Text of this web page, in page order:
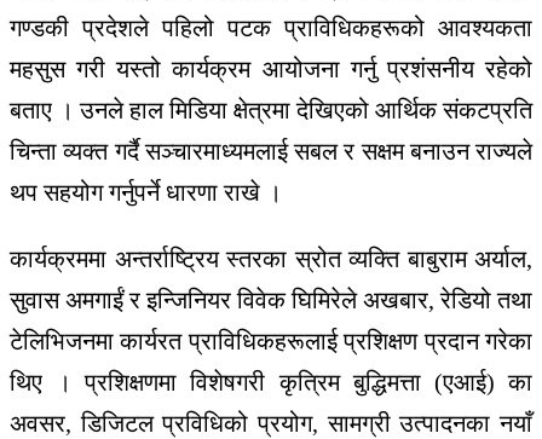
गण्डकी प्रदेशले पहिलो पटक प्राविधिकहरूको आवश्यकता
महसुस गरी यस्तो कार्यक्रम आयोजना गर्नु प्रशंसनीय रहेको
बताए । उनले हाल मिडिया क्षेत्रमा देखिएको आर्थिक संकटप्रति
चिन्ता व्यक्त गर्दै सञ्चारमाध्यमलाई सबल र सक्षम बनाउन राज्यले
थप सहयोग गर्नुपर्ने धारणा राखे ।
कार्यक्रममा अन्तर्राष्ट्रिय स्तरका स्रोत व्यक्ति बाबुराम अर्याल,
सुवास अमगाईं र इन्जिनियर विवेक घिमिरेले अखबार, रेडियो तथा
टेलिभिजनमा कार्यरत प्राविधिकहरूलाई प्रशिक्षण प्रदान गरेका
थिए । प्रशिक्षणमा विशेषगरी कृत्रिम बुद्धिमत्ता (एआई) का
अवसर, डिजिटल प्रविधिको प्रयोग, सामग्री उत्पादनका नयाँ